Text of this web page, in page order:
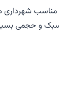
و حجمی بسیار